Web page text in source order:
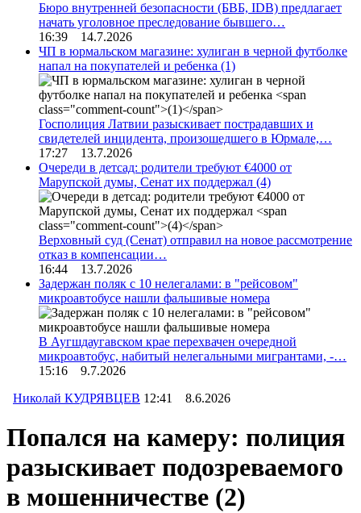
Бюро внутренней безопасности (БВБ, IDB) предлагает
начать уголовное преследование бывшего…
16:39 14.7.2026
ЧП в юрмальском магазине: хулиган в черной футболке
напал на покупателей и ребенка (1)
Госполиция Латвии разыскивает пострадавших и
свидетелей инцидента, произошедшего в Юрмале,…
17:27 13.7.2026
Очереди в детсад: родители требуют €4000 от
Марупской думы, Сенат их поддержал (4)
Верховный суд (Сенат) отправил на новое рассмотрение
отказ в компенсации…
16:44 13.7.2026
Задержан поляк с 10 нелегалами: в "рейсовом"
микроавтобусе нашли фальшивые номера
В Аугшдаугавском крае перехвачен очередной
микроавтобус, набитый нелегальными мигрантами, -…
15:16 9.7.2026
Николай КУДРЯВЦЕВ 12:41 8.6.2026
Попался на камеру: полиция
разыскивает подозреваемого
в мошенничестве (2)